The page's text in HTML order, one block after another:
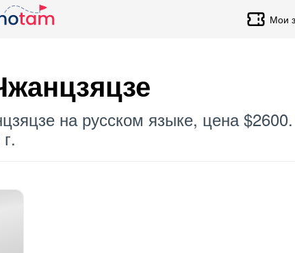
Мои
на русском языке, цена